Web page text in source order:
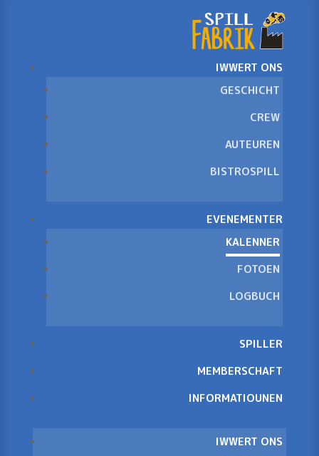
IWWERT ONS
GESCHICHT
CREW
AUTEUREN
BISTROSPILL
EVENEMENTER
KALENNER
FOTOEN
LOGBUCH
SPILLER
MEMBERSCHAFT
INFORMATIOUNEN
IWWERT ONS